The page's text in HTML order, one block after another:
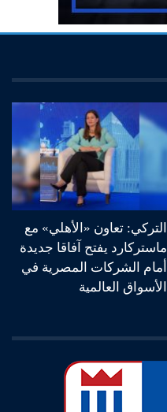
التركي: تعاون «الأهلي» مع
ماستركارد يفتح آفاقا جديدة
أمام الشركات المصرية في
الأسواق العالمية